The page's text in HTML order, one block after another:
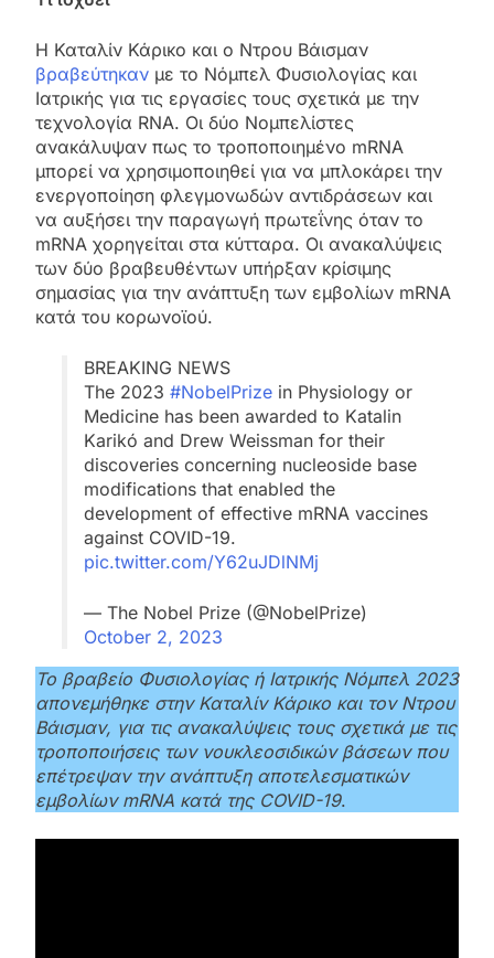
Η Καταλίν Κάρικο και ο Ντρου Βάισμαν
βραβεύτηκαν με το Νόμπελ Φυσιολογίας και
Ιατρικής για τις εργασίες τους σχετικά με την
τεχνολογία RNA. Οι δύο Νομπελίστες
ανακάλυψαν πως το τροποποιημένο mRNA
μπορεί να χρησιμοποιηθεί για να μπλοκάρει την
ενεργοποίηση φλεγμονωδών αντιδράσεων και
να αυξήσει την παραγωγή πρωτεΐνης όταν το
mRNA χορηγείται στα κύτταρα. Οι ανακαλύψεις
των δύο βραβευθέντων υπήρξαν κρίσιμης
σημασίας για την ανάπτυξη των εμβολίων mRNA
κατά του κορωνοϊού.
BREAKING NEWS
The 2023 #NobelPrize in Physiology or
Medicine has been awarded to Katalin
Karikó and Drew Weissman for their
discoveries concerning nucleoside base
modifications that enabled the
development of effective mRNA vaccines
against COVID-19.
pic.twitter.com/Y62uJDlNMj
— The Nobel Prize (@NobelPrize)
October 2, 2023
Το βραβείο Φυσιολογίας ή Ιατρικής Νόμπελ 2023
απονεμήθηκε στην Καταλίν Κάρικο και τον Ντρου
Βάισμαν, για τις ανακαλύψεις τους σχετικά με τις
τροποποιήσεις των νουκλεοσιδικών βάσεων που
επέτρεψαν την ανάπτυξη αποτελεσματικών
εμβολίων mRNA κατά της COVID-19.